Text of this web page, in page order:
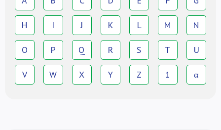
H I J K L M N
O P Q R S T U
V W X Y Z 1 α